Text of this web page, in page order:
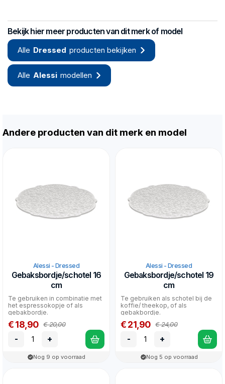
Bekijk hier meer producten van dit merk of model
Alle Dressed producten bekijken
Alle Alessi modellen
Andere producten van dit merk en model
Alessi - Dressed
Gebaksbordje/schotel 16
cm
Te gebruiken in combinatie met
het espressokopje of als
gebakbordje.
€ 18,90 € 20,00
- +
Nog 9 op voorraad
Alessi - Dressed
Gebaksbordje/schotel 19
cm
Te gebruiken als schotel bij de
koffie/ theekop, of als
gebakbordje.
€ 21,90 € 24,00
- +
Nog 5 op voorraad